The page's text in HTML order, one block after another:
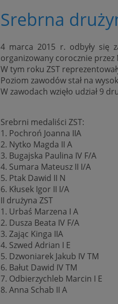
Srebrna
4 marca 2015 r. odbyły się
organizowany corocznie przez
W tym roku ZST
Poziom zawodów stał na
W zawodach wzięło udział 9
Srebrni medaliści ZST:
1. Pochroń Joanna IIA
2. Nytko Magda II A
3. Bugajska Paulina IV F/A
4. Sumara Mateusz II I/A
5. Ptak Dawid II N
6. Kłusek Igor II I/A
II drużyna ZST
1. Urbaś Marzena I A
2. Dusza Beata IV F/A
3. Zając Kinga IIA
4. Szwed Adrian I E
5. Dzwoniarek Jakub IV TM
6. Bałut Dawid IV TM
7. Odbierzychleb Marcin I E
8. Anna Schab II A